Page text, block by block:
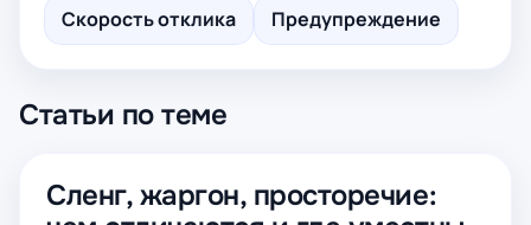
Скорость отклика
Предупреждение
Статьи по теме
Сленг, жаргон, просторечие: